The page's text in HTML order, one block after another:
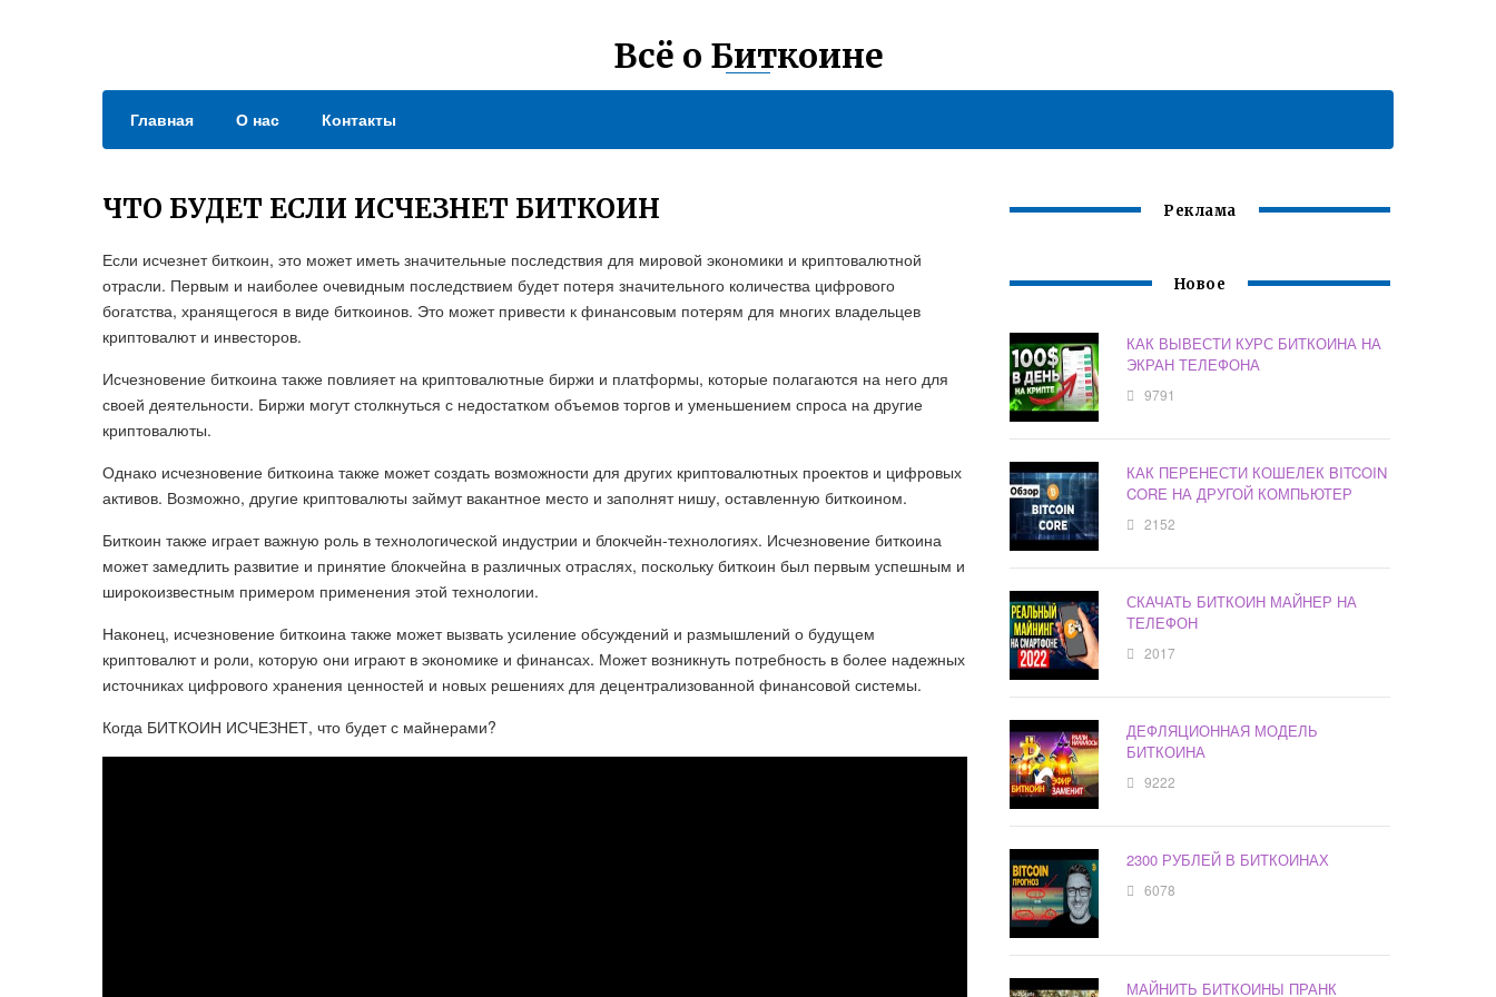
Всё о Биткоине
Главная О нас Контакты
ЧТО БУДЕТ ЕСЛИ ИСЧЕЗНЕТ БИТКОИН
Если исчезнет биткоин, это может иметь значительные последствия для мировой экономики и криптовалютной
отрасли. Первым и наиболее очевидным последствием будет потеря значительного количества цифрового
богатства, хранящегося в виде биткоинов. Это может привести к финансовым потерям для многих владельцев
криптовалют и инвесторов.
Исчезновение биткоина также повлияет на криптовалютные биржи и платформы, которые полагаются на него для
своей деятельности. Биржи могут столкнуться с недостатком объемов торгов и уменьшением спроса на другие
криптовалюты.
Однако исчезновение биткоина также может создать возможности для других криптовалютных проектов и цифровых
активов. Возможно, другие криптовалюты займут вакантное место и заполнят нишу, оставленную биткоином.
Биткоин также играет важную роль в технологической индустрии и блокчейн-технологиях. Исчезновение биткоина
может замедлить развитие и принятие блокчейна в различных отраслях, поскольку биткоин был первым успешным и
широкоизвестным примером применения этой технологии.
Наконец, исчезновение биткоина также может вызвать усиление обсуждений и размышлений о будущем
криптовалют и роли, которую они играют в экономике и финансах. Может возникнуть потребность в более надежных
источниках цифрового хранения ценностей и новых решениях для децентрализованной финансовой системы.
Когда БИТКОИН ИСЧЕЗНЕТ, что будет с майнерами?
Реклама
Новое
КАК ВЫВЕСТИ КУРС БИТКОИНА НА
ЭКРАН ТЕЛЕФОНА
9791
КАК ПЕРЕНЕСТИ КОШЕЛЕК BITCOIN
CORE НА ДРУГОЙ КОМПЬЮТЕР
2152
СКАЧАТЬ БИТКОИН МАЙНЕР НА
ТЕЛЕФОН
2017
ДЕФЛЯЦИОННАЯ МОДЕЛЬ
БИТКОИНА
9222
2300 РУБЛЕЙ В БИТКОИНАХ
6078
МАЙНИТЬ БИТКОИНЫ ПРАНК